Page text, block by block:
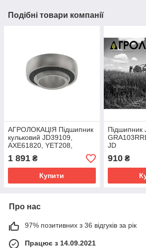
Подібні товари компанії
АГРОЛОКАЦІЯ Підшипник
кульковий JD39109,
AXE61820, YET208,
560212 John Deere
(унікальний ID: JD39109)
1 891 ₴
Купити
Підшипник
JD
910₴
Про нас
97% позитивних з 36 відгуків за рік
Працює з 14.09.2021